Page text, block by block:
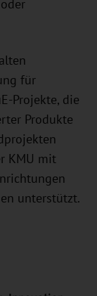
für
Projekte, die
Produkte
KMU mit
unterstützt.